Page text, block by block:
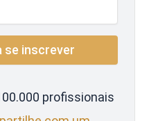
profissionais